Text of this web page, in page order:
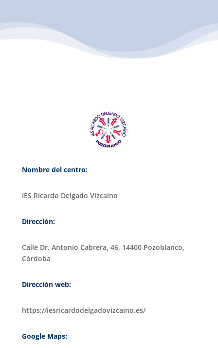
Nombre del centro:
IES Ricardo Delgado Vizcaíno
Dirección:
Calle Dr. Antonio Cabrera, 46, 14400 Pozoblanco,
Córdoba
Dirección web:
https://iesricardodelgadovizcaino.es/
Google Maps: